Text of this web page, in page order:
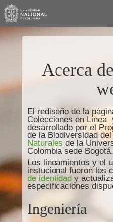
Acerca
El rediseño de la
Colecciones en Linea
desarrollado por el
de la Biodiversidad del
Naturales de la
Colombia sede Bogotá.
Los lineamientos y el
instucional fueron los
de identidady
especificaciones
Ingeniería